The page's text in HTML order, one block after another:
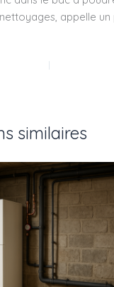
appelle un
similaires